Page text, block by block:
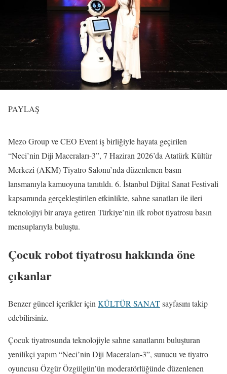
PAYLAŞ
Mezo Group ve CEO Event iş birliğiyle hayata geçirilen
“Neci’nin Diji Maceraları-3”, 7 Haziran 2026’da Atatürk Kültür
Merkezi (AKM) Tiyatro Salonu’nda düzenlenen basın
lansmanıyla kamuoyuna tanıtıldı. 6. İstanbul Dijital Sanat Festivali
kapsamında gerçekleştirilen etkinlikte, sahne sanatları ile ileri
teknolojiyi bir araya getiren Türkiye’nin ilk robot tiyatrosu basın
mensuplarıyla buluştu.
Çocuk robot tiyatrosu hakkında öne
çıkanlar
Benzer güncel içerikler için KÜLTÜR SANATsayfasını takip
edebilirsiniz.
Çocuk tiyatrosunda teknolojiyle sahne sanatlarını buluşturan
yenilikçi yapım “Neci’nin Diji Maceraları-3”, sunucu ve tiyatro
oyuncusu Özgür Özgülgün’ün moderatörlüğünde düzenlenen